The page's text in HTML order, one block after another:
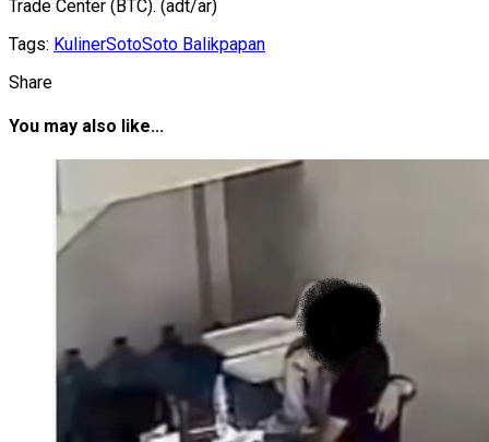
Trade Center (BTC). (adt/ar)
Tags: KulinerSotoSoto Balikpapan
Share
You may also like...